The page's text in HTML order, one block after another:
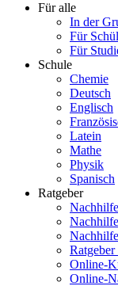
Für alle
In der
Für
Für
Schule
Chemie
Deutsch
Englisch
Latein
Mathe
Physik
Spanisch
Ratgeber
Online-
Online-